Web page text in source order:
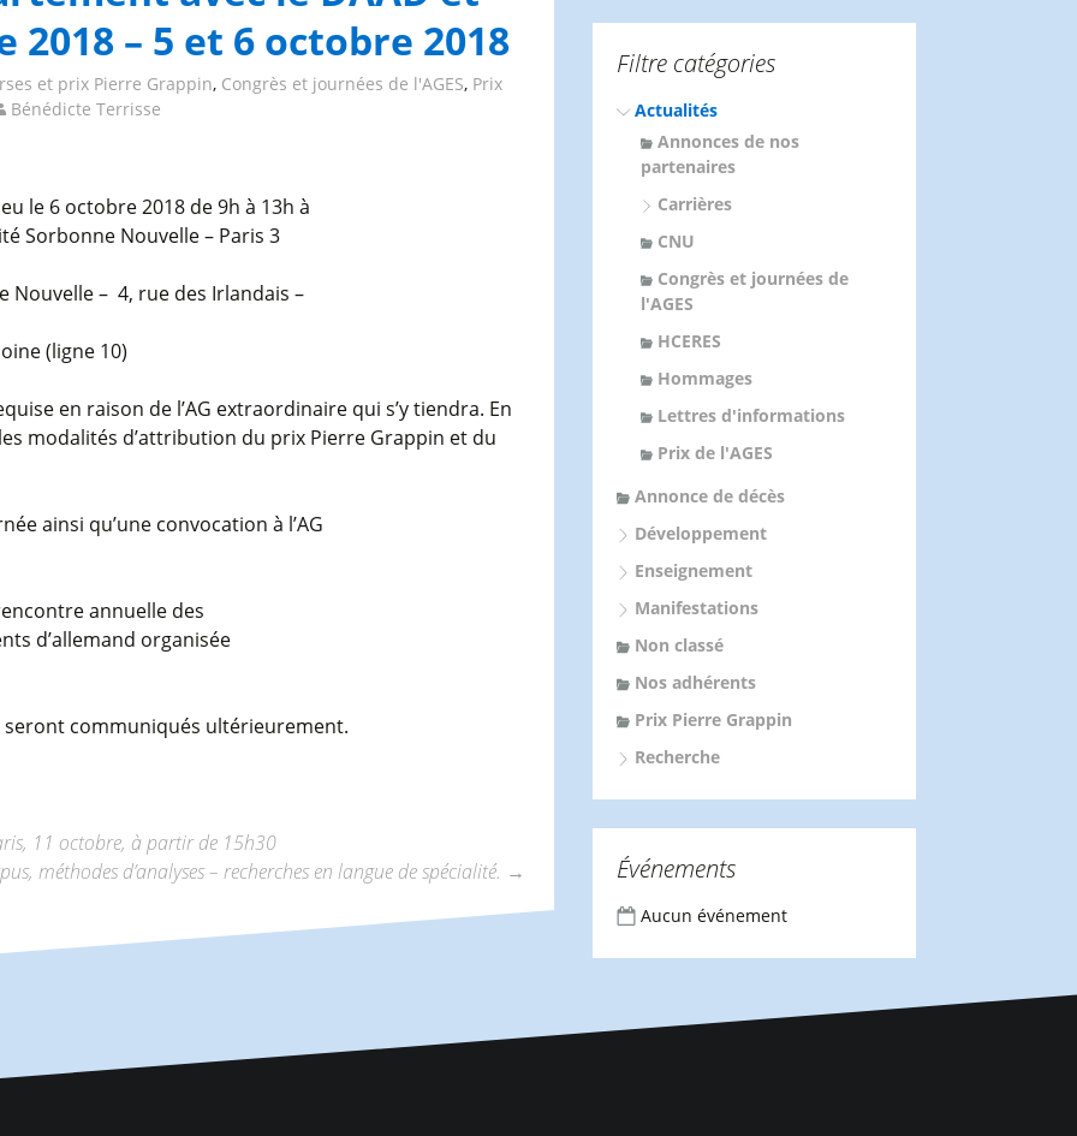
2018 – 5 et 6 octobre 2018
et prix Pierre Grappin, Congrès et journées de l'AGES, Prix
Bénédicte Terrisse
le 6 octobre 2018 de 9h à 13h à
Sorbonne Nouvelle – Paris 3
Nouvelle – 4, rue des Irlandais –
(ligne 10)
en raison de l’AG extraordinaire qui s’y tiendra. En
modalités d’attribution du prix Pierre Grappin et du
ainsi qu’une convocation à l’AG
annuelle des
d’allemand organisée
seront communiqués ultérieurement.
11 octobre, à partir de 15h30
méthodes d’analyses – recherches en langue de spécialité. →
r
h
Filtre catégories
Actualités
Annonces de nos
partenaires
Carrières
CNU
Congrès et journées de
l'AGES
HCERES
Hommages
Lettres d'informations
Prix de l'AGES
Annonce de décès
Développement
Enseignement
Manifestations
Non classé
Nos adhérents
Prix Pierre Grappin
Recherche
Événements
Aucun événement